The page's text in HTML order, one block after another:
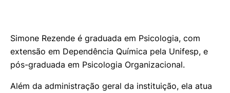
Simone Rezende é graduada em Psicologia, com
extensão em Dependência Química pela Unifesp, e
pós-graduada em Psicologia Organizacional.
Além da administração geral da instituição, ela atua